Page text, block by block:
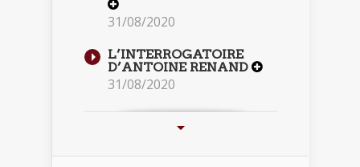
31/08/2020
L’INTERROGATOIRE
D’ANTOINE RENAND
31/08/2020